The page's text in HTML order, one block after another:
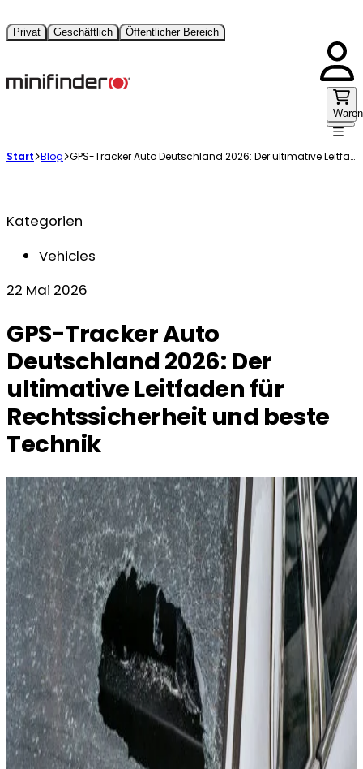
Privat Geschäftlich Öffentlicher Bereich
Start Blog GPS-Tracker Auto Deutschland 2026: Der ultimative Leitfaden für Rechtssicherheit und beste Technik
Kategorien
Vehicles
22 Mai 2026
GPS-Tracker Auto
Deutschland 2026: Der
ultimative Leitfaden für
Rechtssicherheit und beste
Technik